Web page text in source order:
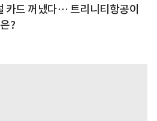
카드 꺼냈다… 트리니티항공이
?